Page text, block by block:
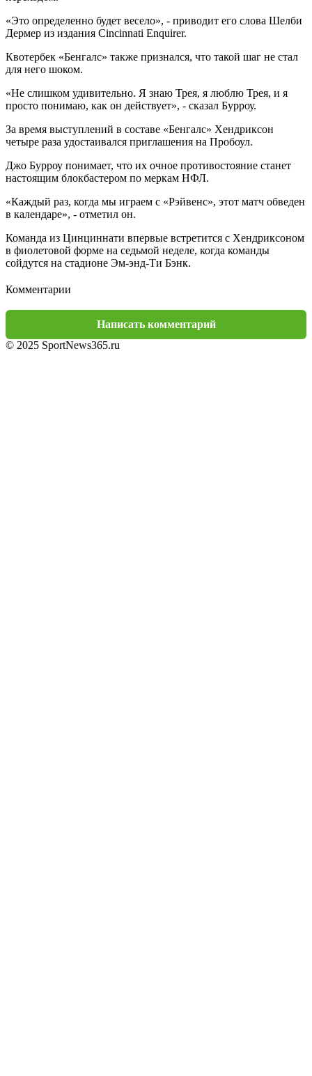
«Это определенно будет весело», - приводит его слова Шелби
Дермер из издания Cincinnati Enquirer.
Квотербек «Бенгалс» также признался, что такой шаг не стал
для него шоком.
«Не слишком удивительно. Я знаю Трея, я люблю Трея, и я
просто понимаю, как он действует», - сказал Бурроу.
За время выступлений в составе «Бенгалс» Хендриксон
четыре раза удостаивался приглашения на Пробоул.
Джо Бурроу понимает, что их очное противостояние станет
настоящим блокбастером по меркам НФЛ.
«Каждый раз, когда мы играем с «Рэйвенс», этот матч обведен
в календаре», - отметил он.
Команда из Цинциннати впервые встретится с Хендриксоном
в фиолетовой форме на седьмой неделе, когда команды
сойдутся на стадионе Эм-энд-Ти Бэнк.
Комментарии
Написать комментарий
© 2025 SportNews365.ru